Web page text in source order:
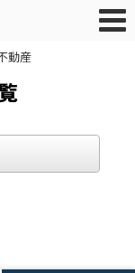
動産